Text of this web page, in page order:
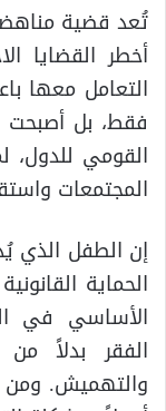
تُعد قضية
أخطر القضايا
التعامل معها
فقط، بل أصبحت
القومي للدول،
المجتمعات
إن الطفل الذي
الحماية
الأساسي في
الفقر بدلاً من
والتهميش. ومن